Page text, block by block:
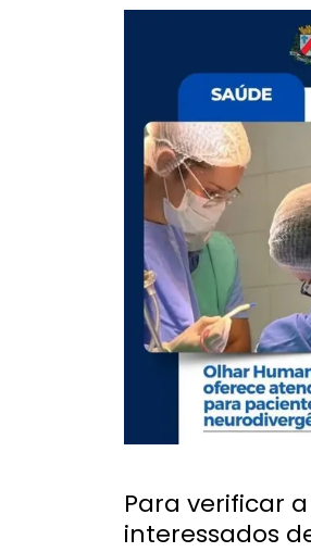
Para verificar
interessados